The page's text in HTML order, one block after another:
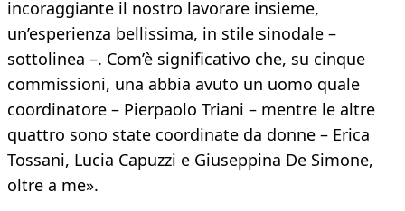
incoraggiante il nostro lavorare insieme,
un’esperienza bellissima, in stile sinodale –
sottolinea –. Com’è significativo che, su cinque
commissioni, una abbia avuto un uomo quale
coordinatore – Pierpaolo Triani – mentre le altre
quattro sono state coordinate da donne – Erica
Tossani, Lucia Capuzzi e Giuseppina De Simone,
oltre a me».